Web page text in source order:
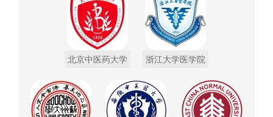
北京中医药大学 浙江大学医学院